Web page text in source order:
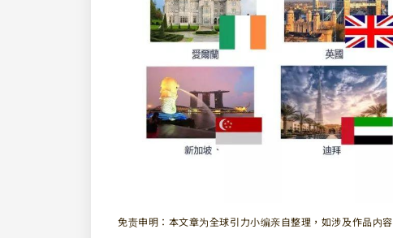
免责申明： 本文章为全球引力小编亲自整理，如涉及作品内